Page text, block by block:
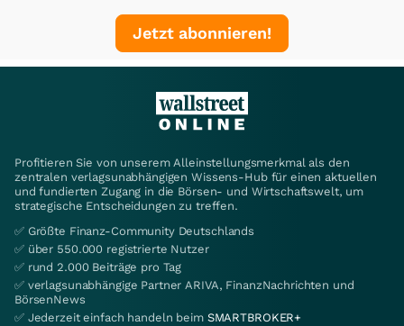
Jetzt abonnieren!
Profitieren Sie von unserem Alleinstellungsmerkmal als den
zentralen verlagsunabhängigen Wissens-Hub für einen aktuellen
und fundierten Zugang in die Börsen- und Wirtschaftswelt, um
strategische Entscheidungen zu treffen.
✅ Größte Finanz-Community Deutschlands
✅ über 550.000 registrierte Nutzer
✅ rund 2.000 Beiträge pro Tag
✅ verlagsunabhängige Partner ARIVA, FinanzNachrichten und
BörsenNews
✅ Jederzeit einfach handeln beim SMARTBROKER+